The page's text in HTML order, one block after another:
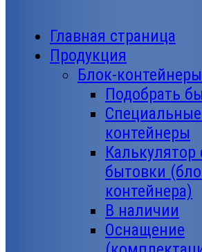
Главная страница
Продукция
Блок-контейнеры
Подобрать
контейнеры
Калькулятор
бытовки
контейнера)
В наличии
Оснащение